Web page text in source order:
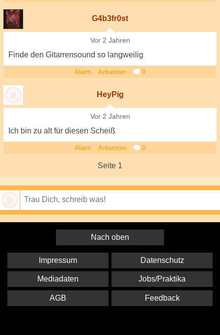
G4b3fr0st
Vor 2 Jahren
Finde den Gitarrensound so langweilig
Alarm Antworten 0
HeyPig
Vor 2 Jahren
Ich bin zu alt für diesen Scheiß
Alarm Antworten 0
Seite 1
Nach oben
Impressum Datenschutz
Mediadaten Jobs/Praktika
AGB Feedback